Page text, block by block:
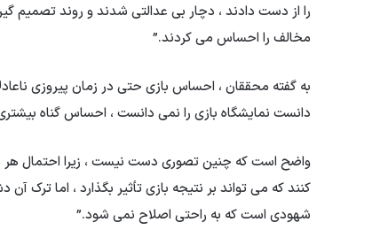
را از دست دادند ، دچار بی عدالتی شدند و روند تصمیم
مخالف را احساس می كردند.”
به گفته محققان ، احساس بازی حتی در زمان پیروزی
دانست نمایشگاه بازی را نمی دانست ، احساس گناه
واضح است که چنین تصوری دست نیست ، زیرا احتمال هر
کنند که می تواند بر نتیجه بازی تأثیر بگذارد ، اما
شهودی است که به راحتی اصلاح نمی شود.”